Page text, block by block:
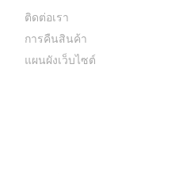
ติดต่อเรา
การคืนสินค้า
แผนผังเว็บไซต์